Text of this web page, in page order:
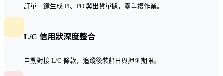
訂單一鍵生成 PI、PO 與出貨單據，零重複作業。
L/C 信用狀深度整合
自動對接 L/C 條款，追蹤後裝船日與押匯期限。